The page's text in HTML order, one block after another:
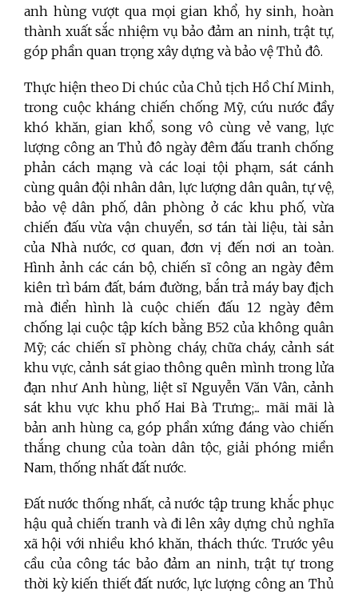
anh hùng vượt qua mọi gian khổ, hy sinh, hoàn
thành xuất sắc nhiệm vụ bảo đảm an ninh, trật tự,
góp phần quan trọng xây dựng và bảo vệ Thủ đô.
Thực hiện theo Di chúc của Chủ tịch Hồ Chí Minh,
trong cuộc kháng chiến chống Mỹ, cứu nước đầy
khó khăn, gian khổ, song vô cùng vẻ vang, lực
lượng công an Thủ đô ngày đêm đấu tranh chống
phản cách mạng và các loại tội phạm, sát cánh
cùng quân đội nhân dân, lực lượng dân quân, tự vệ,
bảo vệ dân phố, dân phòng ở các khu phố, vừa
chiến đấu vừa vận chuyển, sơ tán tài liệu, tài sản
của Nhà nước, cơ quan, đơn vị đến nơi an toàn.
Hình ảnh các cán bộ, chiến sĩ công an ngày đêm
kiên trì bám đất, bám đường, bắn trả máy bay địch
mà điển hình là cuộc chiến đấu 12 ngày đêm
chống lại cuộc tập kích bằng B52 của không quân
Mỹ; các chiến sĩ phòng cháy, chữa cháy, cảnh sát
khu vực, cảnh sát giao thông quên mình trong lửa
đạn như Anh hùng, liệt sĩ Nguyễn Văn Vân, cảnh
sát khu vực khu phố Hai Bà Trưng;... mãi mãi là
bản anh hùng ca, góp phần xứng đáng vào chiến
thắng chung của toàn dân tộc, giải phóng miền
Nam, thống nhất đất nước.
Đất nước thống nhất, cả nước tập trung khắc phục
hậu quả chiến tranh và đi lên xây dựng chủ nghĩa
xã hội với nhiều khó khăn, thách thức. Trước yêu
cầu của công tác bảo đảm an ninh, trật tự trong
thời kỳ kiến thiết đất nước, lực lượng công an Thủ